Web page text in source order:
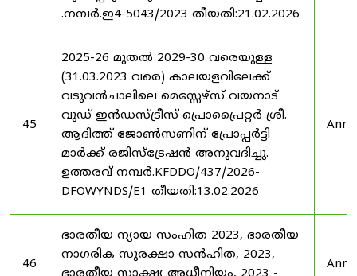
.നമ്പർ.ഇ4-5043/2023 തീയതി:21.02.2026
45
2025-26 മുതൽ 2029-30 വരെയുള്ള
(31.03.2023 വരെ) കാലയളവിലേക്ക്
വടുവൻചാലിലെ മെസ്സേഴ്സ് വയനാട്
വുഡ് ഇൻഡസ്ട്രീസ് പ്രൊപ്രൈറ്റർ ശ്രീ.
ആദിത്ത് ജോൺസണിന് പ്രോപ്പർട്ടി
മാർക്ക് രജിസ്ട്രേഷൻ അനുവദിച്ചു.
ഉത്തരവ് നമ്പർ.KFDDO/437/2026-
DFOWYNDS/E1 തീയതി:13.02.2026
46
ഭാരതീയ ന്യായ സംഹിത 2023, ഭാരതീയ
നാഗരിക സുരക്ഷാ സൻഹിത, 2023,